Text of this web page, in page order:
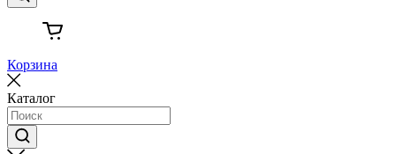
Корзина
Каталог